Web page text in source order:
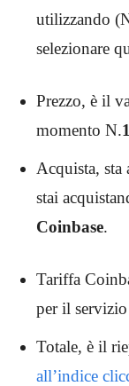
utilizzando
selezionare
Prezzo, è il
momento N.
Acquista, sta
stai
Coinbase.
Tariffa
per il
Totale, è il
all’indice